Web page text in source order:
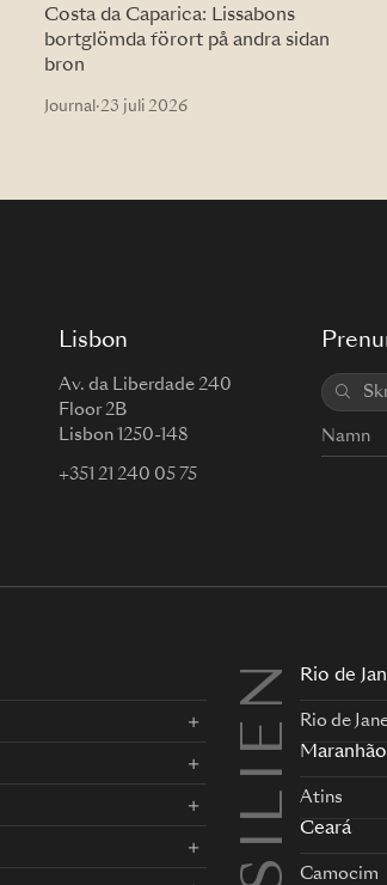
Costa da Caparica: Lissabons
bortglömda förort på andra sidan
bron
Journal ·23 juli 2026
Lisbon
Av. da Liberdade 240
Floor 2B
Lisbon 1250-148
+351 21 240 05 75
Rio de
Rio de
Maranhão
Atins
Ceará
Camocim